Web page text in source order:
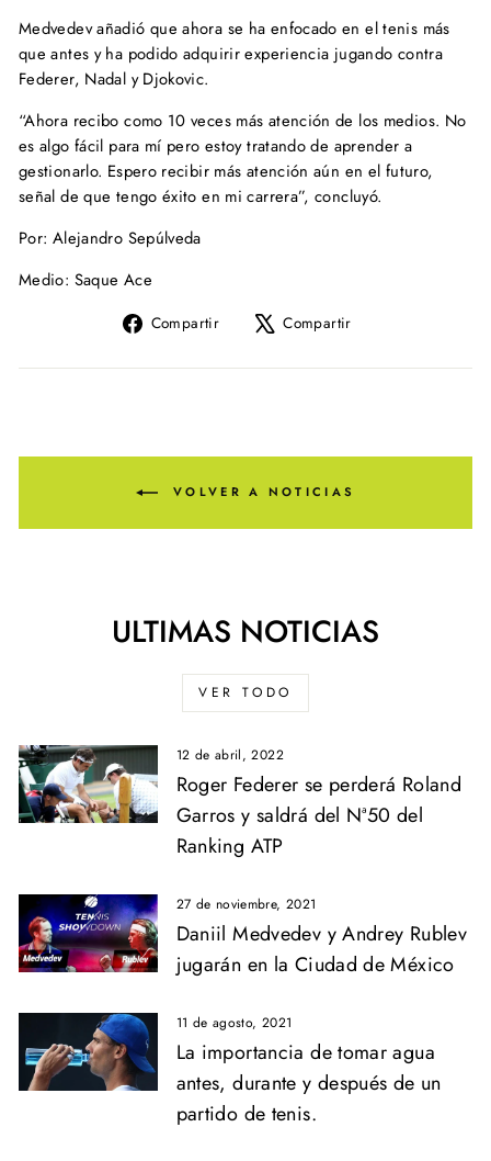
Medvedev añadió que ahora se ha enfocado en el tenis más
que antes y ha podido adquirir experiencia jugando contra
Federer, Nadal y Djokovic.
“Ahora recibo como 10 veces más atención de los medios. No
es algo fácil para mí pero estoy tratando de aprender a
gestionarlo. Espero recibir más atención aún en el futuro,
señal de que tengo éxito en mi carrera”, concluyó.
Por: Alejandro Sepúlveda
Medio: Saque Ace
Compartir
Compartir
Facebook
Compartir
X
VOLVER A NOTICIAS
ULTIMAS NOTICIAS
VER TODO
12 de abril, 2022
Roger Federer se perderá Roland
Garros y saldrá del Nª50 del
Ranking ATP
27 de noviembre, 2021
Daniil Medvedev y Andrey Rublev
jugarán en la Ciudad de México
11 de agosto, 2021
La importancia de tomar agua
antes, durante y después de un
partido de tenis.